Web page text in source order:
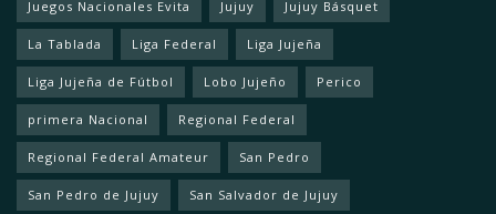
Juegos Nacionales Evita Jujuy Jujuy Básquet
La Tablada Liga Federal Liga Jujeña
Liga Jujeña de Fútbol Lobo Jujeño Perico
primera Nacional Regional Federal
Regional Federal Amateur San Pedro
San Pedro de Jujuy San Salvador de Jujuy